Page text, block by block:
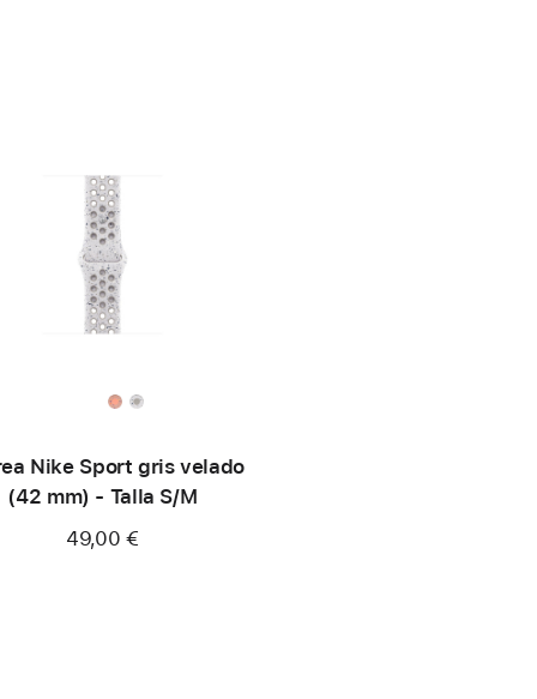
Nike Sport gris velado
(42 mm) - Talla S/M
49,00 €